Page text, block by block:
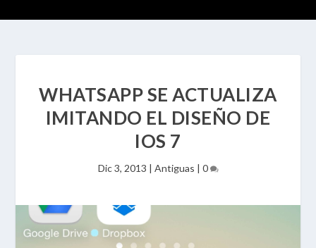
WHATSAPP SE ACTUALIZA
IMITANDO EL DISEÑO DE
IOS 7
Dic 3, 2013 | Antiguas | 0